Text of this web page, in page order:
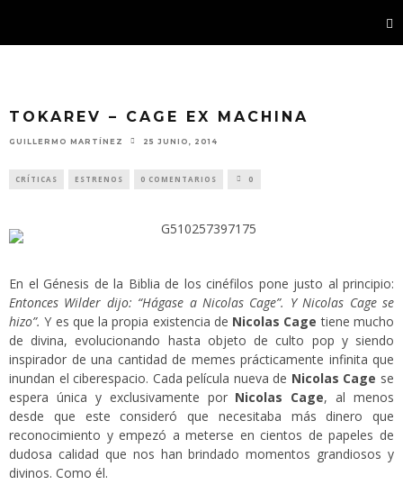
TOKAREV – CAGE EX MACHINA
GUILLERMO MARTÍNEZ 25 JUNIO, 2014
CRÍTICAS ESTRENOS 0 COMENTARIOS 0
En el Génesis de la Biblia de los cinéfilos pone justo al principio:
Entonces Wilder dijo: “Hágase a Nicolas Cage”. Y Nicolas Cage se
hizo”. Y es que la propia existencia de Nicolas Cage tiene mucho
de divina, evolucionando hasta objeto de culto pop y siendo
inspirador de una cantidad de memes prácticamente infinita que
inundan el ciberespacio. Cada película nueva de Nicolas Cage se
espera única y exclusivamente por Nicolas Cage, al menos
desde que este consideró que necesitaba más dinero que
reconocimiento y empezó a meterse en cientos de papeles de
dudosa calidad que nos han brindado momentos grandiosos y
divinos. Como él.